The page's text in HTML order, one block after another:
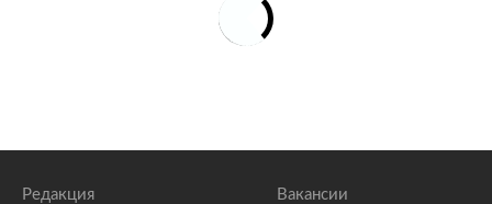
Редакция Вакансии